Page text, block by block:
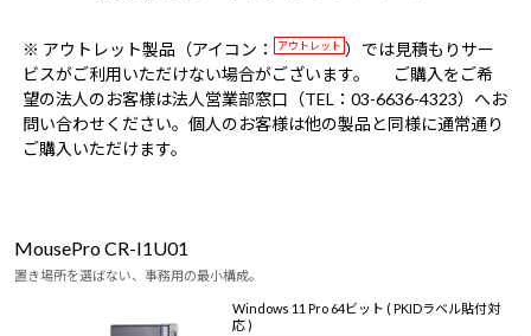
※ アウトレット製品（アイコン： アウトレット ）では見積もりサー
ビスがご利用いただけない場合がございます。
ご購入をご希
望の法人のお客様は法人営業部窓口（TEL：03-6636-4323）へお
問い合わせください。個人のお客様は他の製品と同様に通常通り
ご購入いただけます。
MousePro CR-I1U01
置き場所を選ばない、事務用の最小構成。
Windows 11 Pro 64ビット ( PKIDラベル貼付対
応 )